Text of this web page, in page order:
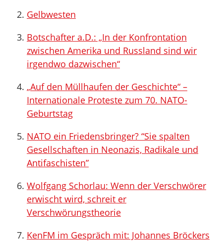
Gelbwesten
Botschafter a.D.: „In der Konfrontation
zwischen Amerika und Russland sind wir
irgendwo dazwischen“
„Auf den Müllhaufen der Geschichte“ –
Internationale Proteste zum 70. NATO-
Geburtstag
NATO ein Friedensbringer? “Sie spalten
Gesellschaften in Neonazis, Radikale und
Antifaschisten”
Wolfgang Schorlau: Wenn der Verschwörer
erwischt wird, schreit er
Verschwörungstheorie
KenFM im Gespräch mit: Johannes Bröckers